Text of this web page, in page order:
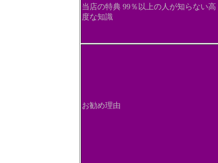
当店の特典 99％以上の人が知らない高
度な知識
お勧め理由